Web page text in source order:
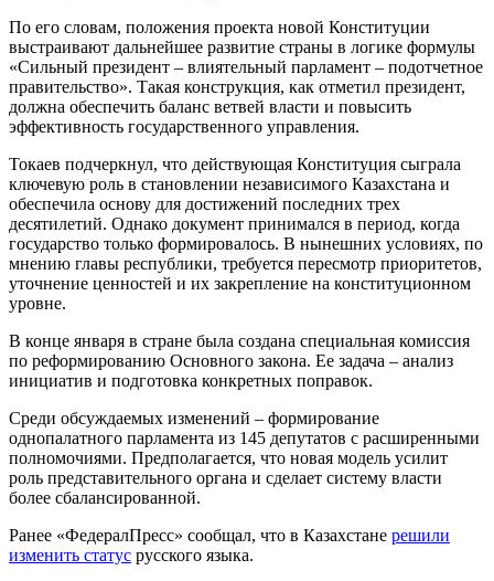
По его словам, положения проекта новой Конституции
выстраивают дальнейшее развитие страны в логике формулы
«Сильный президент – влиятельный парламент – подотчетное
правительство». Такая конструкция, как отметил президент,
должна обеспечить баланс ветвей власти и повысить
эффективность государственного управления.
Токаев подчеркнул, что действующая Конституция сыграла
ключевую роль в становлении независимого Казахстана и
обеспечила основу для достижений последних трех
десятилетий. Однако документ принимался в период, когда
государство только формировалось. В нынешних условиях, по
мнению главы республики, требуется пересмотр приоритетов,
уточнение ценностей и их закрепление на конституционном
уровне.
В конце января в стране была создана специальная комиссия
по реформированию Основного закона. Ее задача – анализ
инициатив и подготовка конкретных поправок.
Среди обсуждаемых изменений – формирование
однопалатного парламента из 145 депутатов с расширенными
полномочиями. Предполагается, что новая модель усилит
роль представительного органа и сделает систему власти
более сбалансированной.
Ранее «ФедералПресс» сообщал, что в Казахстане решили
изменить статус русского языка.